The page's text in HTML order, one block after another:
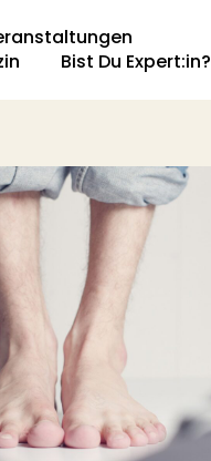
Bist Du Expert:in?